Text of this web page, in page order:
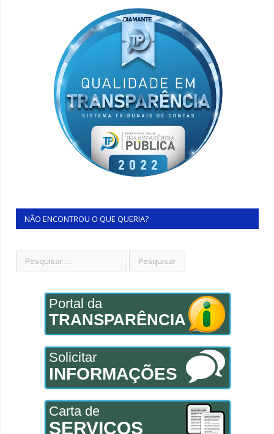
NÃO ENCONTROU O QUE QUERIA?
Portal da
TRANSPARÊNCIA
Solicitar
INFORMAÇÕES
Carta de
SERVIÇOS